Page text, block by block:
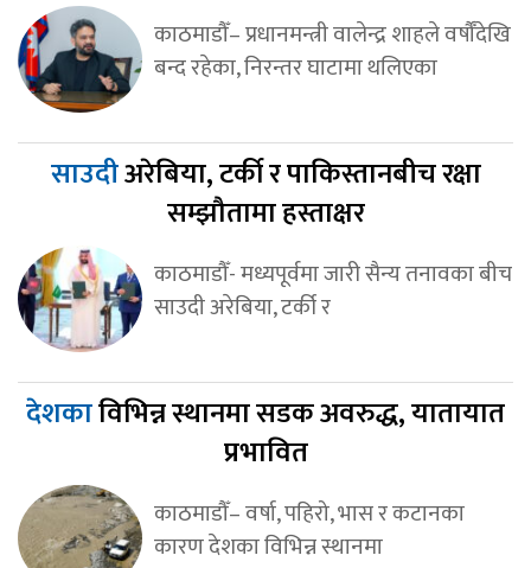
काठमाडौँ– प्रधानमन्त्री वालेन्द्र शाहले वर्षौँदेखि
बन्द रहेका, निरन्तर घाटामा थलिएका
साउदीअरेबिया, टर्की र पाकिस्तानबीच रक्षा
सम्झौतामा हस्ताक्षर
काठमाडौँ- मध्यपूर्वमा जारी सैन्य तनावका बीच
साउदी अरेबिया, टर्की र
देशकाविभिन्न स्थानमा सडक अवरुद्ध, यातायात
प्रभावित
काठमाडौँ– वर्षा, पहिरो, भास र कटानका
कारण देशका विभिन्न स्थानमा